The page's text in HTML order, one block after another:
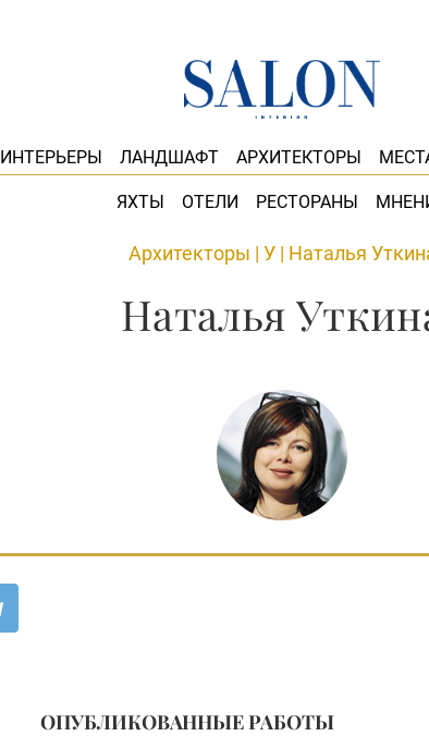
ИНТЕРЬЕРЫ ЛАНДШАФТ АРХИТЕКТОРЫ
ЯХТЫ ОТЕЛИ РЕСТОРАНЫ
Архитекторы | У | Наталья
Наталья
ОПУБЛИКОВАННЫЕ РАБОТЫ